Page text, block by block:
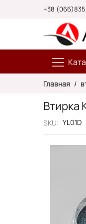
+38
Главная
Втирка
SKU YL01D